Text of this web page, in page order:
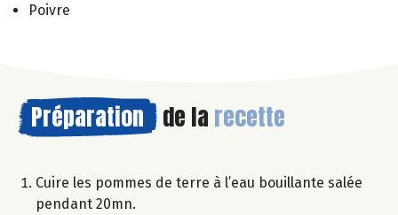
Poivre
Préparation de la recette
Cuire les pommes de terre à l’eau bouillante salée
pendant 20mn.